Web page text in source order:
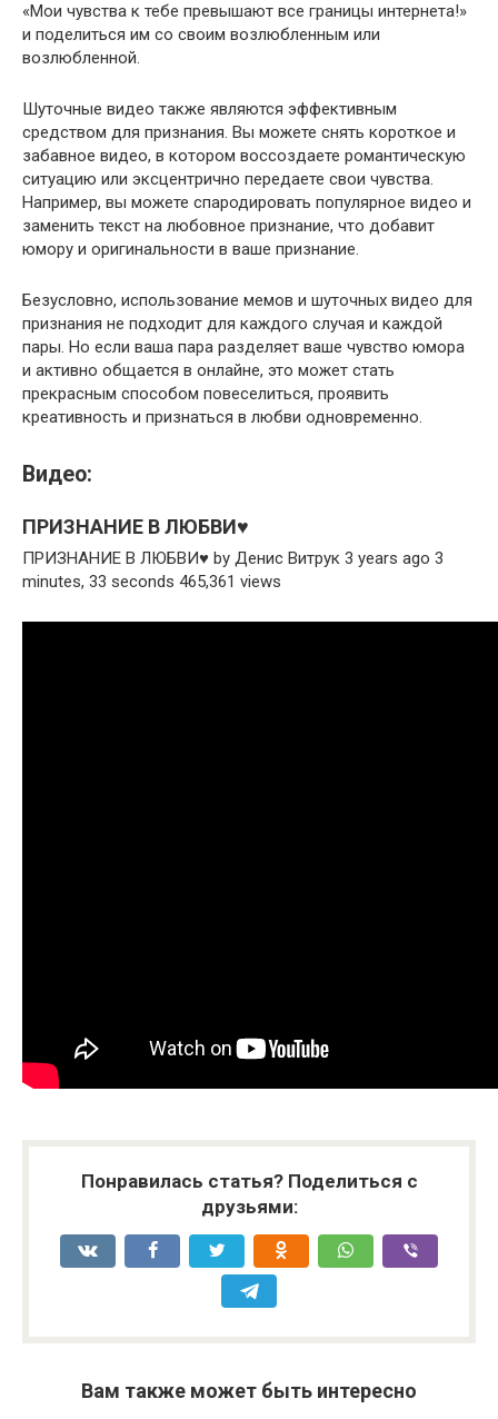
«Мои чувства к тебе превышают все границы интернета!»
и поделиться им со своим возлюбленным или
возлюбленной.
Шуточные видео также являются эффективным
средством для признания. Вы можете снять короткое и
забавное видео, в котором воссоздаете романтическую
ситуацию или эксцентрично передаете свои чувства.
Например, вы можете спародировать популярное видео и
заменить текст на любовное признание, что добавит
юмору и оригинальности в ваше признание.
Безусловно, использование мемов и шуточных видео для
признания не подходит для каждого случая и каждой
пары. Но если ваша пара разделяет ваше чувство юмора
и активно общается в онлайне, это может стать
прекрасным способом повеселиться, проявить
креативность и признаться в любви одновременно.
Видео:
ПРИЗНАНИЕ В ЛЮБВИ♥️
ПРИЗНАНИЕ В ЛЮБВИ♥️ by Денис Витрук 3 years ago 3
minutes, 33 seconds 465,361 views
Понравилась статья? Поделиться с
друзьями:
Вам также может быть интересно